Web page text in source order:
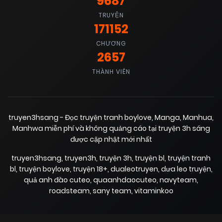
28/06/2025
28/06/2025
Chapter 42(VIP)
Chapter 40 28/06/2025
TRUYỆN
171152
CHƯƠNG
2657
THÀNH VIÊN
truyen3hsang - Đọc truyện tranh boylove, Manga, Manhua,
Manhwa miễn phí và không quảng cáo tại truyện 3h sáng
được cập nhật mới nhất
truyen3hsang, truyen3h, truyện 3h, truyện bl, truyện tranh
bl, truyện boylove, truyện 18+, dualeotruyen, dưa leo truyện,
quả anh đào cuteo, quaanhdaocuteo, navyteam,
roadsteam, sany team, vitaminkoo